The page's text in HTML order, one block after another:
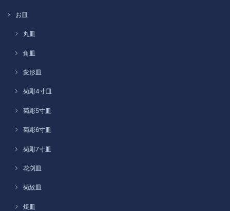
お皿
丸皿
角皿
変形皿
菊彫4寸皿
菊彫5寸皿
菊彫6寸皿
菊彫7寸皿
花渕皿
菊紋皿
焼皿